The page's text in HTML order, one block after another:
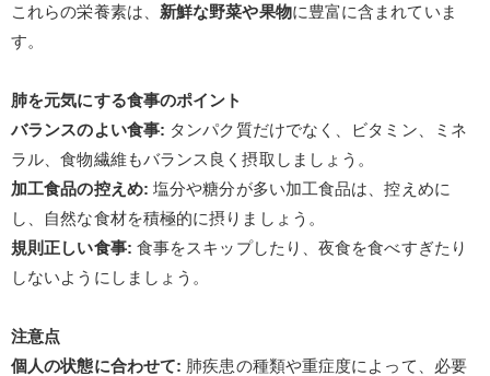
これらの栄養素は、 新鮮な野菜や果物に豊富に含まれていま
す。
肺を元気にする食事のポイント
バランスのよい食事: タンパク質だけでなく、ビタミン、ミネ
ラル、食物繊維もバランス良く摂取しましょう。
加工食品の控えめ: 塩分や糖分が多い加工食品は、控えめに
し、自然な食材を積極的に摂りましょう。
規則正しい食事: 食事をスキップしたり、夜食を食べすぎたり
しないようにしましょう。
注意点
個人の状態に合わせて: 肺疾患の種類や重症度によって、必要